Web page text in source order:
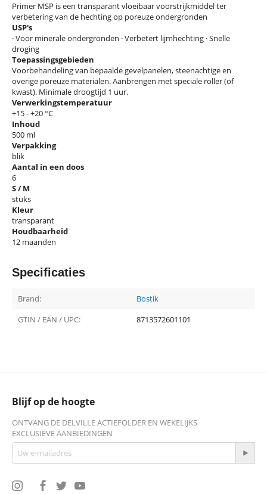
Primer MSP is een transparant vloeibaar voorstrijkmiddel ter
verbetering van de hechting op poreuze ondergronden
USP's
· Voor minerale ondergronden · Verbetert lijmhechting · Snelle
droging
Toepassingsgebieden
Voorbehandeling van bepaalde gevelpanelen, steenachtige en
overige poreuze materialen. Aanbrengen met speciale roller (of
kwast). Minimale droogtijd 1 uur.
Verwerkingstemperatuur
+15 - +20 °C
Inhoud
500 ml
Verpakking
blik
Aantal in een doos
6
S / M
stuks
Kleur
transparant
Houdbaarheid
12 maanden
Specificaties
Brand:
Bostik
GTIN / EAN / UPC:
8713572601101
Blijf op de hoogte
ONTVANG DE DELVILLE ACTIEFOLDER EN WEKELIJKS
EXCLUSIEVE AANBIEDINGEN